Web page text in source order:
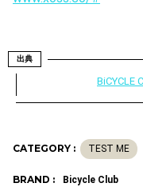
出典
BiCYCLE
CATEGORY : TEST ME
BRAND : Bicycle Club